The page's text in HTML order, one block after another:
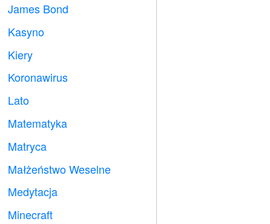
James Bond
Kasyno
Kiery
Koronawirus
Lato
Matematyka
Matryca
Małżeństwo Weselne
Medytacja
Minecraft